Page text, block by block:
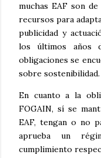
muchas EAF son
recursos para
publicidad y
los últimos años
obligaciones se
sobre sostenibilidad.
En cuanto a la
FOGAIN, sí se
EAF, tengan o no
aprueba un
cumplimiento